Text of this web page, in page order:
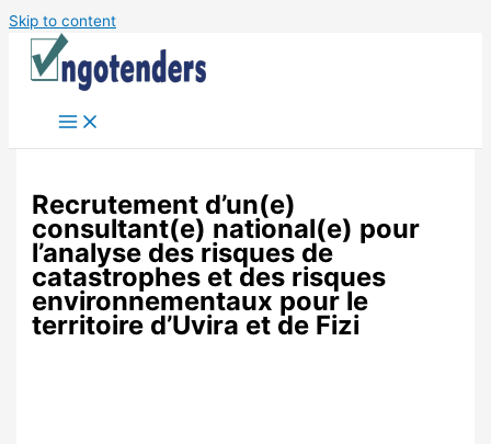
Skip to content
Recrutement d’un(e)
consultant(e) national(e) pour
l’analyse des risques de
catastrophes et des risques
environnementaux pour le
territoire d’Uvira et de Fizi